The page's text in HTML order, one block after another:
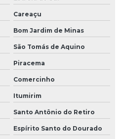
Careaçu
Bom Jardim de Minas
São Tomás de Aquino
Piracema
Comercinho
Itumirim
Santo Antônio do Retiro
Espírito Santo do Dourado